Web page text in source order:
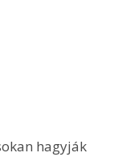
hagyják